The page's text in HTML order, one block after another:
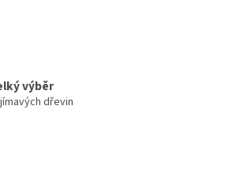
výběr
dřevin